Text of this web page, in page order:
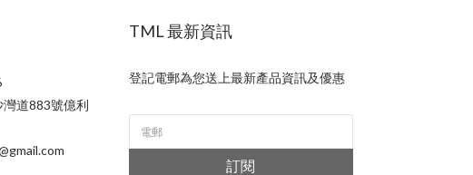
道883號億利
TML 最新資訊
登記電郵為您送上最新產品資訊及優惠
訂閱